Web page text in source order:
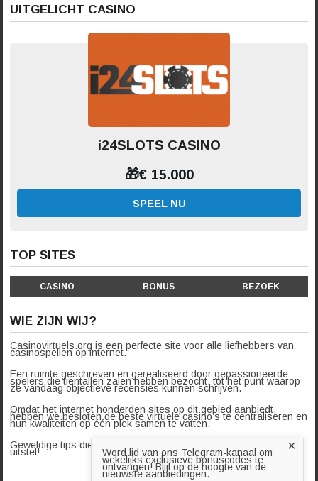
UITGELICHT CASINO
i24SLOTS CASINO
🎁€ 15.000
SPEEL NU
TOP SITES
CASINO BONUS BEZOEK
WIE ZIJN WIJ?
Casinovirtuels.org is een perfecte site voor alle liefhebbers van
casinospellen op internet.
Een ruimte geschreven en gerealiseerd door gepassioneerde
spelers die tientallen zalen hebben bezocht, tot het punt waarop
ze vandaag objectieve recensies kunnen schrijven.
Omdat het internet honderden sites op dit gebied aanbiedt,
hebben we besloten de beste virtuele casino’s te centraliseren en
hun kwaliteiten op één plek samen te vatten.
Geweldige tips die we je aanraden blindelings te volgen… zonder
uitstel! Word lid van ons Telegram-kanaal om
wekelijks exclusieve bonuscodes te
ontvangen! Blijf op de hoogte van de
nieuwste aanbiedingen.
×